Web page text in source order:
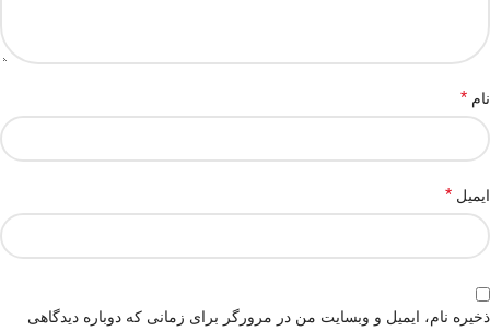
نام *
ایمیل *
ذخیره نام، ایمیل و وبسایت من در مرورگر برای زمانی که دوباره دیدگاهی